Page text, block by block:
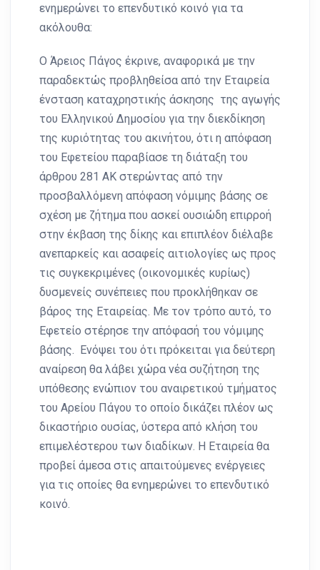
ενημερώνει το επενδυτικό κοινό για τα
ακόλουθα:
Ο Άρειος Πάγος έκρινε, αναφορικά με την
παραδεκτώς προβληθείσα από την Εταιρεία
ένσταση καταχρηστικής άσκησης της αγωγής
του Ελληνικού Δημοσίου για την διεκδίκηση
της κυριότητας του ακινήτου, ότι η απόφαση
του Εφετείου παραβίασε τη διάταξη του
άρθρου 281 ΑΚ στερώντας από την
προσβαλλόμενη απόφαση νόμιμης βάσης σε
σχέση με ζήτημα που ασκεί ουσιώδη επιρροή
στην έκβαση της δίκης και επιπλέον διέλαβε
ανεπαρκείς και ασαφείς αιτιολογίες ως προς
τις συγκεκριμένες (οικονομικές κυρίως)
δυσμενείς συνέπειες που προκλήθηκαν σε
βάρος της Εταιρείας. Με τον τρόπο αυτό, το
Εφετείο στέρησε την απόφασή του νόμιμης
βάσης. Ενόψει του ότι πρόκειται για δεύτερη
αναίρεση θα λάβει χώρα νέα συζήτηση της
υπόθεσης ενώπιον του αναιρετικού τμήματος
του Αρείου Πάγου το οποίο δικάζει πλέον ως
δικαστήριο ουσίας, ύστερα από κλήση του
επιμελέστερου των διαδίκων. Η Εταιρεία θα
προβεί άμεσα στις απαιτούμενες ενέργειες
για τις οποίες θα ενημερώνει το επενδυτικό
κοινό.